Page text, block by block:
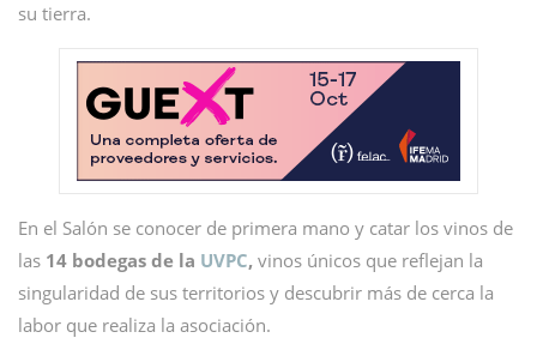
su tierra.
En el Salón se conocer de primera mano y catar los vinos de
las 14 bodegas de la UVPC, vinos únicos que reflejan la
singularidad de sus territorios y descubrir más de cerca la
labor que realiza la asociación.